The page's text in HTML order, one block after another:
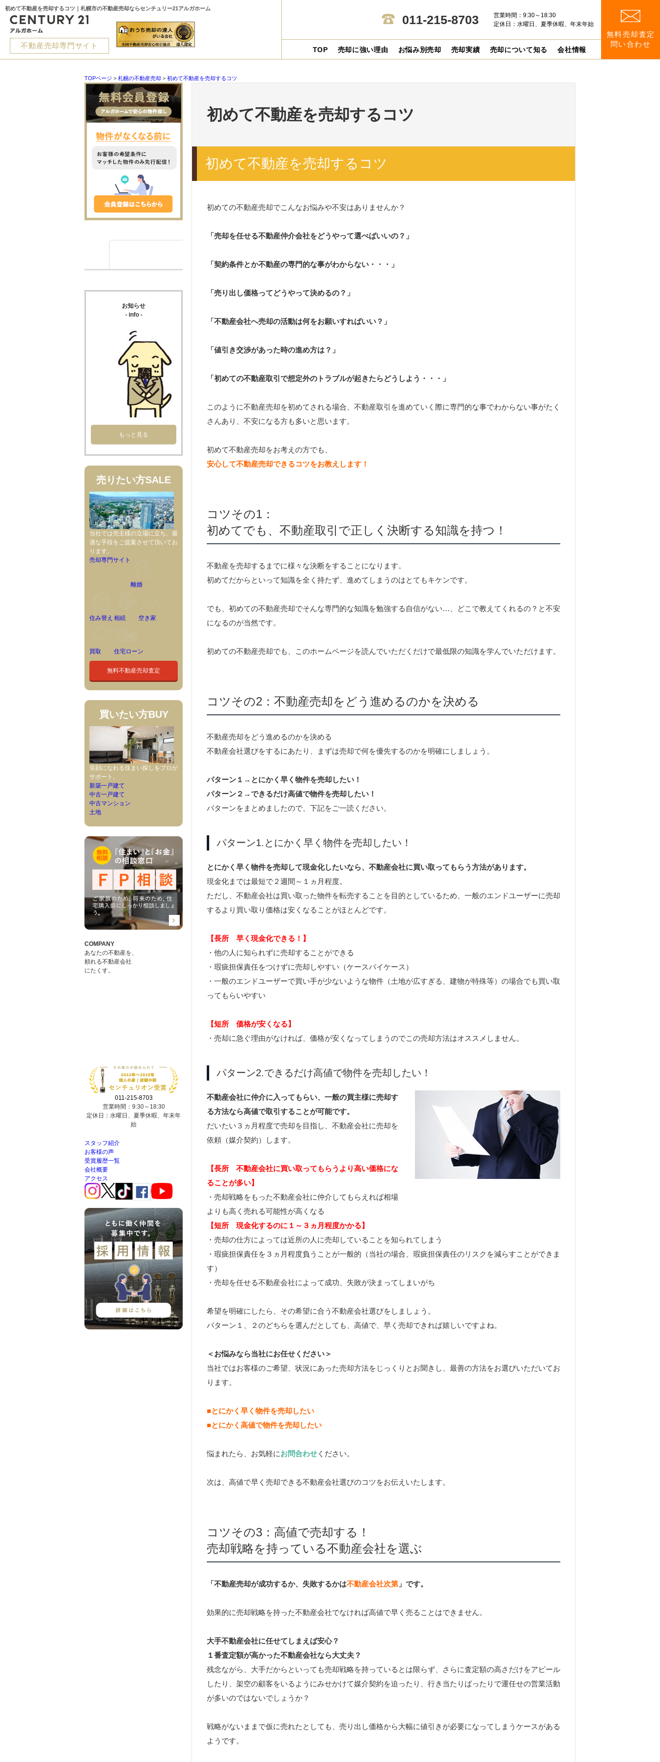
初めて不動産を売却するコツ｜札幌市の不動産売却ならセンチュリー21アルガホーム
不動産売却専門サイト
011-215-8703
営業時間：9:30～18:30
定休日：水曜日、夏季休暇、年末年始
TOP 売却に強い理由 お悩み別売却 売却実績 売却について知る 会社情報
無料売却査定
問い合わせ
TOPページ > 札幌の不動産売却 > 初めて不動産を売却するコツ
初めて不動産を売却するコツ
初めて不動産を売却するコツ
初めての不動産売却でこんなお悩みや不安はありませんか？
「売却を任せる不動産仲介会社をどうやって選べばいいの？」
「契約条件とか不動産の専門的な事がわからない・・・」
「売り出し価格ってどうやって決めるの？」
「不動産会社へ売却の活動は何をお願いすればいい？」
「値引き交渉があった時の進め方は？」
「初めての不動産取引で想定外のトラブルが起きたらどうしよう・・・」
このように不動産売却を初めてされる場合、不動産取引を進めていく際に専門的な事でわからない事がたく
さんあり、不安になる方も多いと思います。
初めて不動産売却をお考えの方でも、
安心して不動産売却できるコツをお教えします！
コツその1：
初めてでも、不動産取引で正しく決断する知識を持つ！
不動産を売却するまでに様々な決断をすることになります。
初めてだからといって知識を全く持たず、進めてしまうのはとてもキケンです。
でも、初めての不動産売却でそんな専門的な知識を勉強する自信がない…、どこで教えてくれるの？と不安
になるのが当然です。
初めての不動産売却でも、このホームページを読んでいただくだけで最低限の知識を学んでいただけます。
コツその2：不動産売却をどう進めるのかを決める
不動産売却をどう進めるのかを決める
不動産会社選びをするにあたり、まずは売却で何を優先するのかを明確にしましょう。
パターン１→とにかく早く物件を売却したい！
パターン２→できるだけ高値で物件を売却したい！
パターンをまとめましたので、下記をご一読ください。
パターン1.とにかく早く物件を売却したい！
とにかく早く物件を売却して現金化したいなら、不動産会社に買い取ってもらう方法があります。
現金化までは最短で２週間～１ヵ月程度。
ただし、不動産会社は買い取った物件を転売することを目的としているため、一般のエンドユーザーに売却
するより買い取り価格は安くなることがほとんどです。
【長所 早く現金化できる！】
・他の人に知られずに売却することができる
・瑕疵担保責任をつけずに売却しやすい（ケースバイケース）
・一般のエンドユーザーで買い手が少ないような物件（土地が広すぎる、建物が特殊等）の場合でも買い取
ってもらいやすい
【短所 価格が安くなる】
・売却に急ぐ理由がなければ、価格が安くなってしまうのでこの売却方法はオススメしません。
パターン2.できるだけ高値で物件を売却したい！
不動産会社に仲介に入ってもらい、一般の買主様に売却す
る方法なら高値で取引することが可能です。
だいたい３ヵ月程度で売却を目指し、不動産会社に売却を
依頼（媒介契約）します。
【長所 不動産会社に買い取ってもらうより高い価格にな
ることが多い】
・売却戦略をもった不動産会社に仲介してもらえれば相場
よりも高く売れる可能性が高くなる
【短所 現金化するのに１～３ヵ月程度かかる】
・売却の仕方によっては近所の人に売却していることを知られてしまう
・瑕疵担保責任を３ヵ月程度負うことが一般的（当社の場合、瑕疵担保責任のリスクを減らすことができま
す）
・売却を任せる不動産会社によって成功、失敗が決まってしまいがち
希望を明確にしたら、その希望に合う不動産会社選びをしましょう。
パターン１、２のどちらを選んだとしても、高値で、早く売却できれば嬉しいですよね。
＜お悩みなら当社にお任せください＞
当社ではお客様のご希望、状況にあった売却方法をじっくりとお聞きし、最善の方法をお選びいただいてお
ります。
■とにかく早く物件を売却したい
■とにかく高値で物件を売却したい
悩まれたら、お気軽にお問合わせ ください。
次は、高値で早く売却できる不動産会社選びのコツをお伝えいたします。
コツその3：高値で売却する！
売却戦略を持っている不動産会社を選ぶ
「不動産売却が成功するか、失敗するかは不動産会社次第 」です。
効果的に売却戦略を持った不動産会社でなければ高値で早く売ることはできません。
大手不動産会社に任せてしまえば安心？
１番査定額が高かった不動産会社なら大丈夫？
残念ながら、大手だからといっても売却戦略を持っているとは限らず、さらに査定額の高さだけをアピール
したり、架空の顧客をいるようにみせかけて媒介契約を迫ったり、行き当たりばったりで運任せの営業活動
が多いのではないでしょうか？
戦略がないままで仮に売れたとしても、売り出し価格から大幅に値引きが必要になってしまうケースがある
ようです。
お知らせ
お知らせ
- info -
もっと見る
売りたい方SALE
当社では売主様の立場に立ち、最
適な手段をご提案させて頂いてお
ります。
売却専門サイト
離婚
住み替え 相続 空き家
買取 住宅ローン
無料不動産売却査定
買いたい方BUY
笑顔になれる住まい探しをプロが
サポート。
新築一戸建て
中古一戸建て
中古マンション
土地
COMPANY
あなたの不動産を、
頼れる不動産会社
にたくす。
011-215-8703
営業時間：9:30～18:30
定休日：水曜日、夏季休暇、年末年
始
スタッフ紹介
お客様の声
受賞履歴一覧
会社概要
アクセス